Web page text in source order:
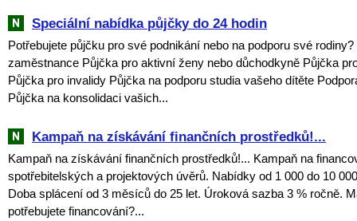
Speciální nabídka půjčky do 24 hodin
Potřebujete půjčku pro své podnikání nebo na podporu své
zaměstnance Půjčka pro aktivní ženy nebo důchodkyně Půjčka
Půjčka pro invalidy Půjčka na podporu studia vašeho dítěte
Půjčka na konsolidaci vašich...
Kampaň na získávání finančních prostředků!...
Kampaň na získávání finančních prostředků!... Kampaň na
spotřebitelských a projektových úvěrů. Nabídky od 1 000 do 10
Doba splácení od 3 měsíců do 25 let. Úroková sazba 3 % ročně.
potřebujete financování?...